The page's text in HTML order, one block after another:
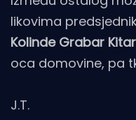
likovima
Kolinde Grabar
oca domovine, pa
J.T.